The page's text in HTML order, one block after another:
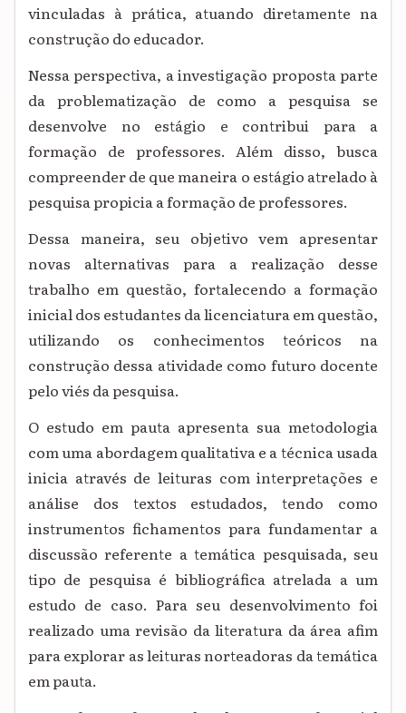
vinculadas à prática, atuando diretamente na
construção do educador.
Nessa perspectiva, a investigação proposta parte
da problematização de como a pesquisa se
desenvolve no estágio e contribui para a
formação de professores. Além disso, busca
compreender de que maneira o estágio atrelado à
pesquisa propicia a formação de professores.
Dessa maneira, seu objetivo vem apresentar
novas alternativas para a realização desse
trabalho em questão, fortalecendo a formação
inicial dos estudantes da licenciatura em questão,
utilizando os conhecimentos teóricos na
construção dessa atividade como futuro docente
pelo viés da pesquisa.
O estudo em pauta apresenta sua metodologia
com uma abordagem qualitativa e a técnica usada
inicia através de leituras com interpretações e
análise dos textos estudados, tendo como
instrumentos fichamentos para fundamentar a
discussão referente a temática pesquisada, seu
tipo de pesquisa é bibliográfica atrelada a um
estudo de caso. Para seu desenvolvimento foi
realizado uma revisão da literatura da área afim
para explorar as leituras norteadoras da temática
em pauta.